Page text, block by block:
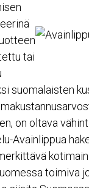
tai
suomalaisten
on oltava
Avainlippua
toimiva